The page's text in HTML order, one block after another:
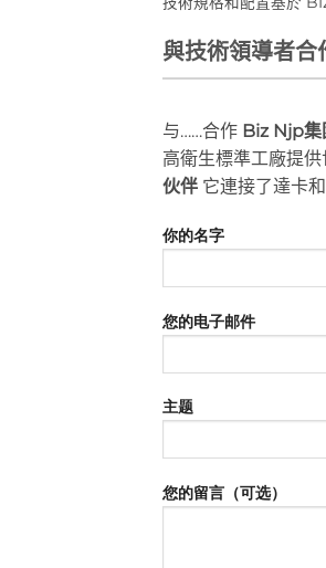
與技術領導者合
与……合作 Biz Njp集
高衛生標準工廠提
伙伴 它連接了達卡和
你的名字
您的电子邮件
主题
您的留言（可选）